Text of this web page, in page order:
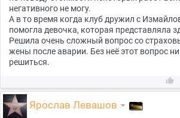
негативного не могу.
А в то время когда клуб дружил с
помогла девочка, которая представляла
Решила очень сложный вопрос со
жены после аварии. Без неё этот вопрос
решиться.

Ярослав Левашов